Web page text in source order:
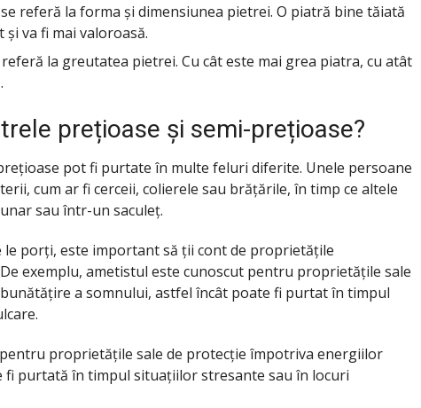
referă la forma și dimensiunea pietrei. O piatră bine tăiată
va fi mai valoroasă.
la greutatea pietrei. Cu cât este mai grea piatra, cu atât
prețioase și semi-prețioase?
pot fi purtate în multe feluri diferite. Unele persoane
cum ar fi cerceii, colierele sau brățările, în timp ce altele
sau într-un saculeț.
le porți, este important să ții cont de proprietățile
exemplu, ametistul este cunoscut pentru proprietățile sale
a somnului, astfel încât poate fi purtat în timpul
proprietățile sale de protecție împotriva energiilor
fi purtată în timpul situațiilor stresante sau în locuri